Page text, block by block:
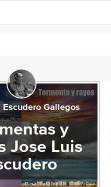
Escudero Gallegos
y
Jose Luis